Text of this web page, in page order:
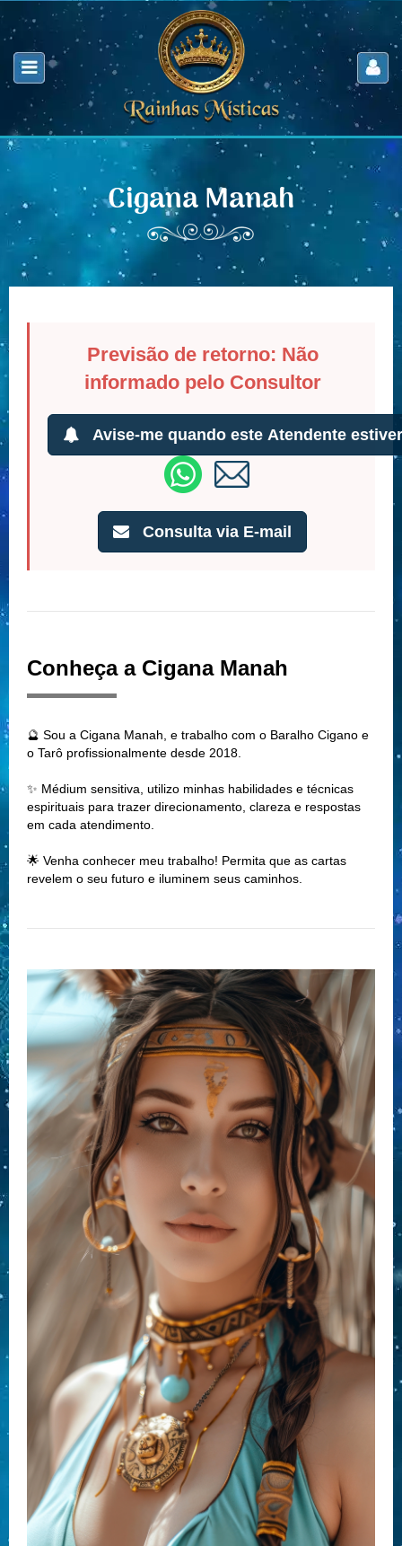
Cigana Manah
Previsão de retorno: Não
informado pelo Consultor
Avise-me quando este Atendente
Consulta via E-mail
Conheça a Cigana Manah
🔮 Sou a Cigana Manah, e trabalho com o Baralho Cigano e
o Tarô profissionalmente desde 2018.
✨ Médium sensitiva, utilizo minhas habilidades e técnicas
espirituais para trazer direcionamento, clareza e respostas
em cada atendimento.
🌟 Venha conhecer meu trabalho! Permita que as cartas
revelem o seu futuro e iluminem seus caminhos.